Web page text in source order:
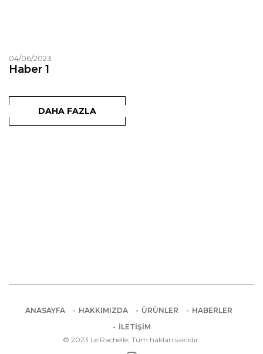
04/06/2023
Haber 1
DAHA FAZLA
ANASAYFA HAKKIMIZDA ÜRÜNLER
HABERLER
İLETIŞIM
© 2023 Le'Rachelle, Tüm hakları saklıdır.